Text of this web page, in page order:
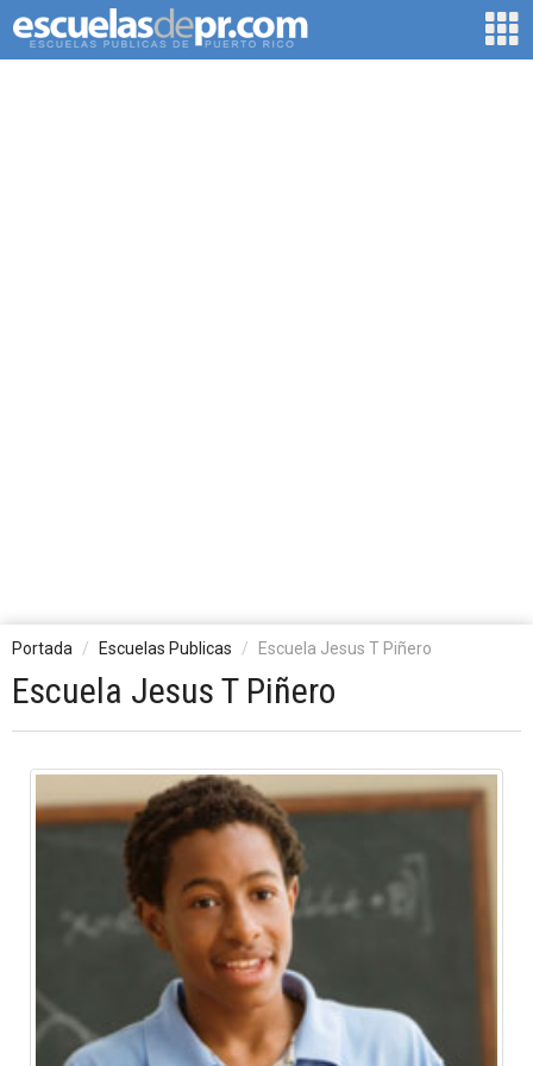
Portada Escuelas Publicas Escuela Jesus T Piñero
Escuela Jesus T Piñero